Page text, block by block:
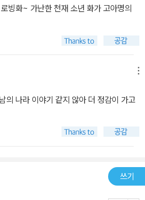
빙화~ 가난한 천재 소년 화가 고아명의
의 나라 이야기 같지 않아 더 정감이 가고
쓰기